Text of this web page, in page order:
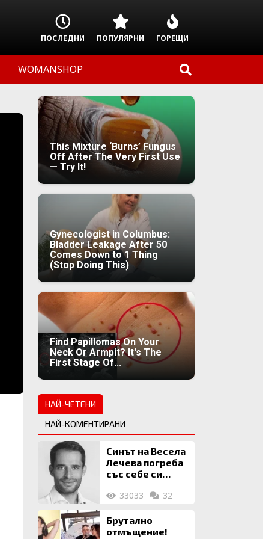
ПОСЛЕДНИ ПОПУЛЯРНИ ГОРЕЩИ
WOMANSHOP
This Mixture ‘Burns’ Fungus
Off After The Very First Use
— Try It!
Gynecologist in Columbus:
Bladder Leakage After 50
Comes Down to 1 Thing
(Stop Doing This)
Find Papillomas On Your
Neck Or Armpit? It's The
First Stage Of...
НАЙ-ЧЕТЕНИ
НАЙ-КОМЕНТИРАНИ
Синът на Весела
Лечева погреба
със себе си
млн. евро
33033 32
Брутално
отмъщение!